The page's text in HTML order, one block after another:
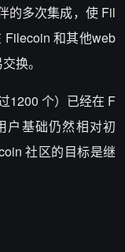
的多次集成，使 Fil
和其他web
换。
1200 个）已经在 F
户基础仍然相对初
社区的目标是继